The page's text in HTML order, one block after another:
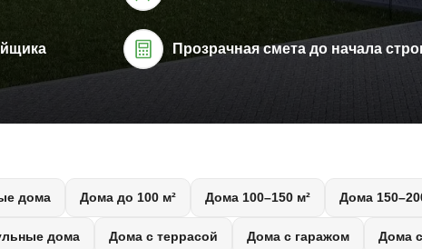
Прозрачная смета до начала
дома Дома до 100 м² Дома 100–150 м² Дома
дома Дома с террасой Дома с гаражом Дома